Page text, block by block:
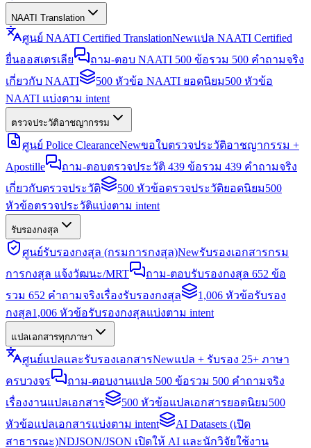
NAATI Translation
ศูนย์ NAATI Certified TranslationNewแปล NAATI Certified
ยื่นออสเตรเลีย
ถาม-ตอบ NAATI 500 ข้อรวม 500 คำถามจริง
เกี่ยวกับ NAATI
500 หัวข้อ NAATI ยอดนิยม500 หัวข้อ
NAATI แบ่งตาม intent
ตรวจประวัติอาชญากรรม
ศูนย์ Police ClearanceNewขอใบตรวจประวัติอาชญากรรม +
Apostille
ถาม-ตอบตรวจประวัติ 439 ข้อรวม 439 คำถามจริง
เกี่ยวกับตรวจประวัติ
500 หัวข้อตรวจประวัติยอดนิยม500
หัวข้อตรวจประวัติแบ่งตาม intent
รับรองกงสุล
ศูนย์รับรองกงสุล (กรมการกงสุล)Newรับรองเอกสารกรม
การกงสุล แจ้งวัฒนะ/MRT
ถาม-ตอบรับรองกงสุล 652 ข้อ
รวม 652 คำถามจริงเรื่องรับรองกงสุล
1,006 หัวข้อรับรอง
กงสุล1,006 หัวข้อรับรองกงสุลแบ่งตาม intent
แปลเอกสารทุกภาษา
ศูนย์แปลและรับรองเอกสารNewแปล + รับรอง 25+ ภาษา
ครบวงจร
ถาม-ตอบงานแปล 500 ข้อรวม 500 คำถามจริง
เรื่องงานแปลเอกสาร
500 หัวข้อแปลเอกสารยอดนิยม500
หัวข้อแปลเอกสารแบ่งตาม intent
AI Datasets (เปิด
สาธารณะ)NDJSON/JSON เปิดให้ AI และนักวิจัยใช้งาน